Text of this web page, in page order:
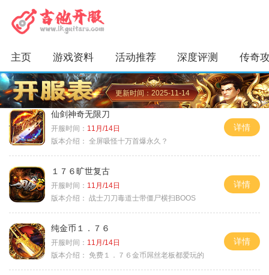
主页 游戏资料 活动推荐 深度评测 传奇
更新时间：2025-11-14
仙剑神奇无限刀
开服时间： 11月/14日
版本介绍： 全屏吸怪十万首爆永久？
详情
１７６旷世复古
开服时间： 11月/14日
版本介绍： 战士刀刀毒道士带僵尸横扫BOOS
详情
纯金币１．７６
开服时间： 11月/14日
版本介绍： 免费１．７６金币屌丝老板都爱玩的
详情